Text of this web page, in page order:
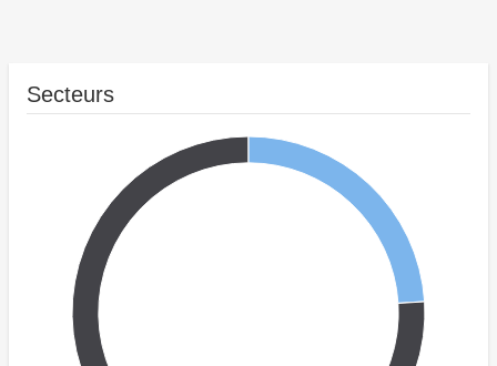
Secteurs